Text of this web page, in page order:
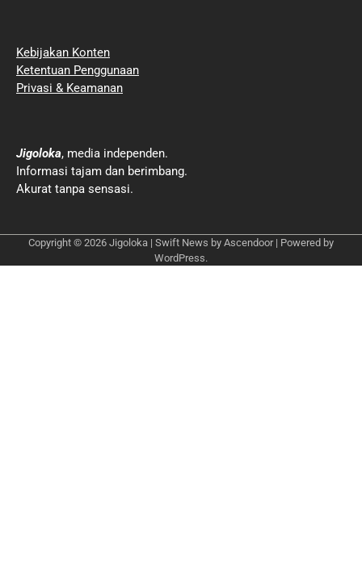
Kebijakan Konten
Ketentuan Penggunaan
Privasi & Keamanan
Jigoloka, media independen.
Informasi tajam dan berimbang.
Akurat tanpa sensasi.
Copyright © 2026 Jigoloka | Swift News by Ascendoor| Powered by
WordPress.